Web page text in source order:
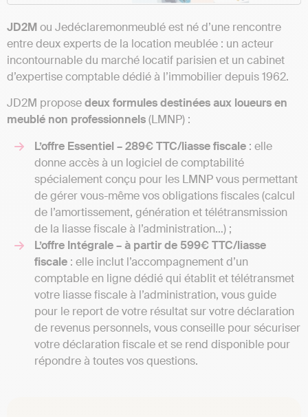
JD2Mou Jedéclaremonmeublé est né d’une rencontre
entre deux experts de la location meublée : un acteur
incontournable du marché locatif parisien et un cabinet
d’expertise comptable dédié à l’immobilier depuis 1962.
JD2M proposedeux formules destinées aux loueurs en
meublé non professionnels(LMNP) :
L’offre Essentiel – 289€ TTC/liasse fiscale : elle
donne accès à un logiciel de comptabilité
spécialement conçu pour les LMNP vous permettant
de gérer vous-même vos obligations fiscales (calcul
de l’amortissement, génération et télétransmission
de la liasse fiscale à l’administration…) ;
L’offre Intégrale – à partir de 599€ TTC/liasse
fiscale : elle inclut l’accompagnement d’un
comptable en ligne dédié qui établit et télétransmet
votre liasse fiscale à l’administration, vous guide
pour le report de votre résultat sur votre déclaration
de revenus personnels, vous conseille pour sécuriser
votre déclaration fiscale et se rend disponible pour
répondre à toutes vos questions.